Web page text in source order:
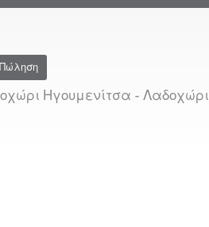
Ηγουμενίτσα - Λαδοχώρι